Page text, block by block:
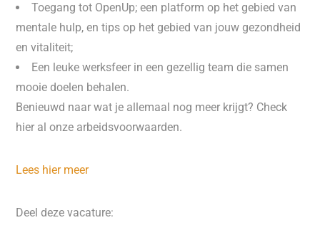
Toegang tot OpenUp; een platform op het gebied van
mentale hulp, en tips op het gebied van jouw gezondheid
en vitaliteit;
Een leuke werksfeer in een gezellig team die samen
mooie doelen behalen.
Benieuwd naar wat je allemaal nog meer krijgt? Check
hier al onze arbeidsvoorwaarden.
Lees hier meer
Deel deze vacature: